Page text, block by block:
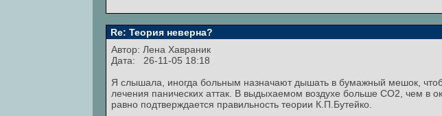
Re: Теория неверна?
Автор: Лена Хавраник
Дата: 26-11-05 18:18
Я слышала, иногда больным назначают дышать в бумажный мешок,
лечения панических аттак. В выдыхаемом воздухе больше СО2, чем в
равно подтверждается правильность теории К.П.Бутейко.